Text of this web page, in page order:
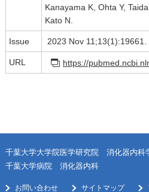
Kanayama K, Ohta Y,
Kato N.
Issue 2023 Nov 11;13(1):19661.
URL https://
千葉大学大学院医学研究院 消化器内科
千葉大学病院 消化器内科
お問い合わせ サイトマップ